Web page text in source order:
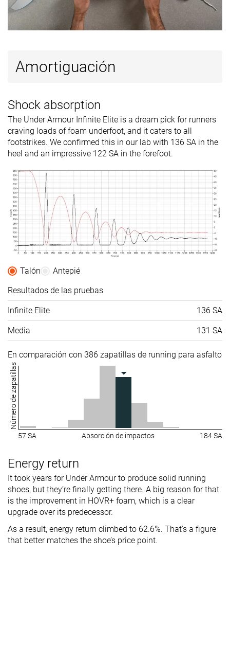
Removable
insole
✓
Amortiguación
Shock absorption
The Under Armour Infinite Elite is a dream pick for runners
craving loads of foam underfoot, and it caters to all
footstrikes. We confirmed this in our lab with 136 SA in the
heel and an impressive 122 SA in the forefoot.
Talón
Antepié
Resultados de las pruebas
Infinite Elite 136 SA
Media 131 SA
En comparación con 386 zapatillas de running para asfalto
Número de zapatillas
57 SA Absorción de impactos 184 SA
Energy return
It took years for Under Armour to produce solid running
shoes, but they’re finally getting there. A big reason for that
is the improvement in HOVR+ foam, which is a clear
upgrade over its predecessor.
As a result, energy return climbed to 62.6%. That's a figure
that better matches the shoe’s price point.